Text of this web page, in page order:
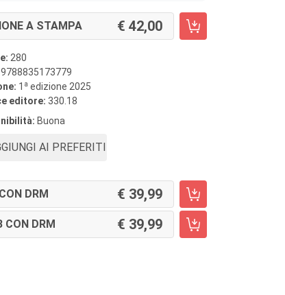
A STAMPA 42,00
280
9788835173779
1 a edizione 2025
editore: 330.18
Buona
AI PREFERITI
DRM 39,99
CON DRM 39,99